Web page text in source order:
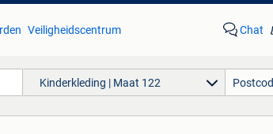
Veiligheidscentrum Chat
Kinderkleding | Maat 122